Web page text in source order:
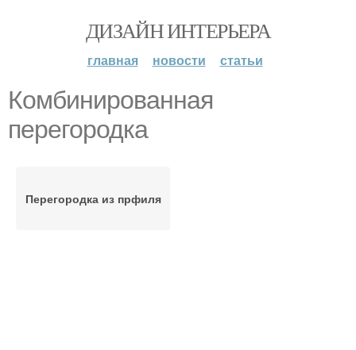
ДИЗАЙН ИНТЕРЬЕРА
главная новости статьи
Комбинированная
перегородка
Перегородка из прфиля